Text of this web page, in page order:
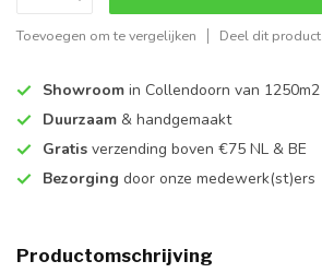
Toevoegen om te vergelijken Deel dit product
Showroom in Collendoorn van 1250m2
Duurzaam & handgemaakt
Gratis verzending boven €75 NL & BE
Bezorging door onze medewerk(st)ers
Productomschrijving